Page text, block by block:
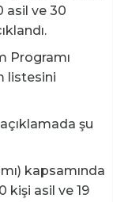
asil ve 30
Programı
listesini
şu
kapsamında
kişi asil ve 19